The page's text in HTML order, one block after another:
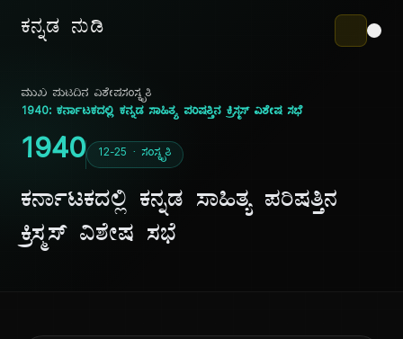
ಕನ್ನಡ ನುಡಿ
ಮುಖ ಪುಟದಿನ ವಿಶೇಷಸಂಸ್ಕೃತಿ
1940: ಕರ್ನಾಟಕದಲ್ಲಿ ಕನ್ನಡ ಸಾಹಿತ್ಯ ಪರಿಷತ್ತಿನ ಕ್ರಿಸ್ಮಸ್ ವಿಶೇಷ ಸಭೆ
1940 12-25 · ಸಂಸ್ಕೃತಿ
ಕರ್ನಾಟಕದಲ್ಲಿ ಕನ್ನಡ ಸಾಹಿತ್ಯ ಪರಿಷತ್ತಿನ
ಕ್ರಿಸ್ಮಸ್ ವಿಶೇಷ ಸಭೆ